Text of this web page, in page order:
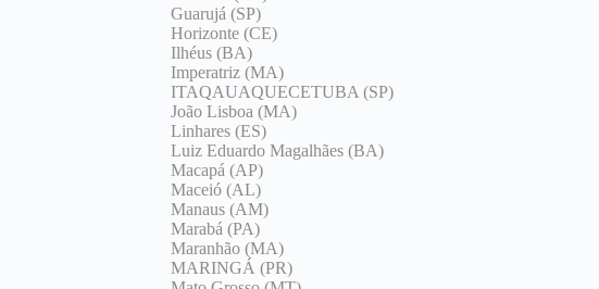
Guarujá (SP)
Horizonte (CE)
Ilhéus (BA)
Imperatriz (MA)
ITAQAUAQUECETUBA (SP)
João Lisboa (MA)
Linhares (ES)
Luiz Eduardo Magalhães (BA)
Macapá (AP)
Maceió (AL)
Manaus (AM)
Marabá (PA)
Maranhão (MA)
MARINGÁ (PR)